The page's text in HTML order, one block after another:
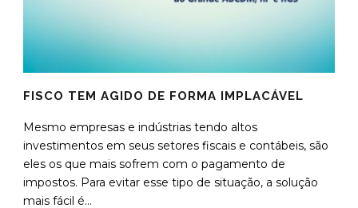
FISCO TEM AGIDO DE FORMA IMPLACÁVEL
Mesmo empresas e indústrias tendo altos
investimentos em seus setores fiscais e contábeis, são
eles os que mais sofrem com o pagamento de
impostos. Para evitar esse tipo de situação, a solução
mais fácil é...